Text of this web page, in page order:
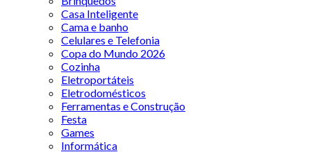
Casa Inteligente
Cama e banho
Celulares e Telefonia
Copa do Mundo 2026
Cozinha
Eletroportáteis
Eletrodomésticos
Ferramentas e Construção
Festa
Games
Informática